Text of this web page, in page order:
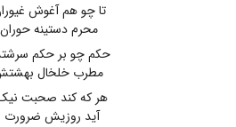
تا چو هم آغوش
محرم دستینه
حکم چو بر حکم
مطرب خلخال
هر که کند صحبت نیک
آید روزیش ضرورت